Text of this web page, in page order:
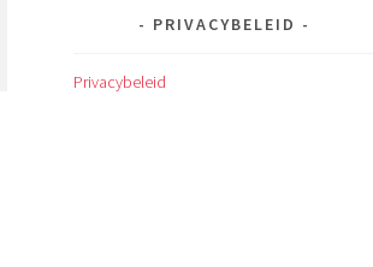
PRIVACYBELEID
Privacybeleid